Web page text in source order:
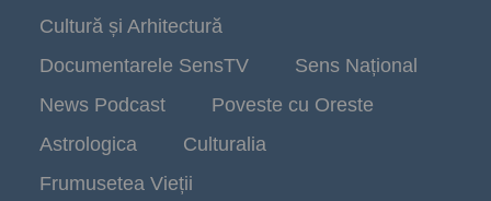
Cultură și Arhitectură
Documentarele SensTV
Sens Național
News Podcast
Poveste cu Oreste
Astrologica
Culturalia
Frumusetea Vieții